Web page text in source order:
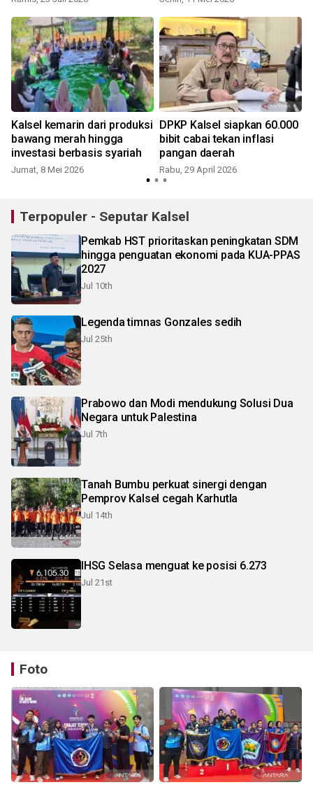
Kalsel kemarin dari produksi
bawang merah hingga
investasi berbasis syariah
Jumat, 8 Mei 2026
DPKP Kalsel siapkan 60.000
bibit cabai tekan inflasi
pangan daerah
Rabu, 29 April 2026
Terpopuler - Seputar Kalsel
Pemkab HST prioritaskan peningkatan SDM
hingga penguatan ekonomi pada KUA-PPAS
2027
Jul 10th
Legenda timnas Gonzales sedih
Jul 25th
Prabowo dan Modi mendukung Solusi Dua
Negara untuk Palestina
Jul 7th
Tanah Bumbu perkuat sinergi dengan
Pemprov Kalsel cegah Karhutla
Jul 14th
IHSG Selasa menguat ke posisi 6.273
Jul 21st
Foto